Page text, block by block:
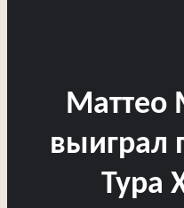
Маттео
выиграл
Тура